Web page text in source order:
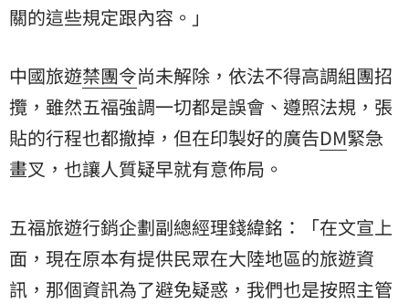
關的這些規定跟內容。」
中國旅遊禁團令尚未解除，依法不得高調組團招
攬，雖然五福強調一切都是誤會、遵照法規，張
貼的行程也都撤掉，但在印製好的廣告DM緊急
畫叉，也讓人質疑早就有意佈局。
五福旅遊行銷企劃副總經理錢緯銘：「在文宣上
面，現在原本有提供民眾在大陸地區的旅遊資
訊，那個資訊為了避免疑惑，我們也是按照主管